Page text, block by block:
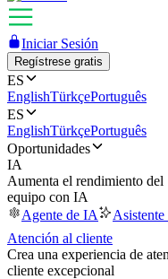
Iniciar Sesión
Regístrese gratis
ES
EnglishTürkçePortuguês
ES
EnglishTürkçePortuguês
Oportunidades
IA
Aumenta el rendimiento del
equipo con IA
Agente de IA
Atención al cliente
Crea una experiencia de
cliente excepcional